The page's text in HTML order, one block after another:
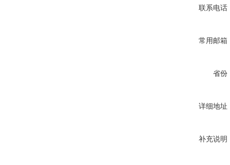
联系电话
常用邮箱
省份
详细地址
补充说明